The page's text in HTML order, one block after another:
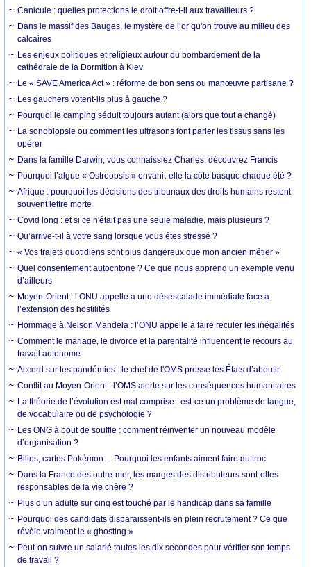
Canicule : quelles protections le droit offre-t-il aux travailleurs ?
Dans le massif des Bauges, le mystère de l’or qu'on trouve au milieu des
calcaires
Les enjeux politiques et religieux autour du bombardement de la
cathédrale de la Dormition à Kiev
Le « SAVE America Act » : réforme de bon sens ou manœuvre partisane ?
Les gauchers votent-ils plus à gauche ?
Pourquoi le camping séduit toujours autant (alors que tout a changé)
La sonobiopsie ou comment les ultrasons font parler les tissus sans les
opérer
Dans la famille Darwin, vous connaissiez Charles, découvrez Francis
Pourquoi l’algue « Ostreopsis » envahit-elle la côte basque chaque été ?
Afrique : pourquoi les décisions des tribunaux des droits humains restent
souvent lettre morte
Covid long : et si ce n'était pas une seule maladie, mais plusieurs ?
Qu’arrive-t-il à votre sang lorsque vous êtes stressé ?
« Vos trajets quotidiens sont plus dangereux que mon ancien métier »
Quel consentement autochtone ? Ce que nous apprend un exemple venu
d’ailleurs
Moyen-Orient : l’ONU appelle à une désescalade immédiate face à
l’extension des hostilités
Hommage à Nelson Mandela : l’ONU appelle à faire reculer les inégalités
Comment le mariage, le divorce et la parentalité influencent le recours au
travail autonome
Accord sur les pandémies : le chef de l'OMS presse les États d’aboutir
Conflit au Moyen-Orient : l’OMS alerte sur les conséquences humanitaires
La théorie de l’évolution est mal comprise : est-ce un problème de langue,
de vocabulaire ou de psychologie ?
Les ONG à bout de souffle : comment réinventer un nouveau modèle
d’organisation ?
Billes, cartes Pokémon… Pourquoi les enfants aiment faire du troc
Dans la France des outre-mer, les marges des distributeurs sont-elles
responsables de la vie chère ?
Plus d’un adulte sur cinq est touché par le handicap dans sa famille
Pourquoi des candidats disparaissent-ils en plein recrutement ? Ce que
révèle vraiment le « ghosting »
Peut-on suivre un salarié toutes les dix secondes pour vérifier son temps
de travail ?